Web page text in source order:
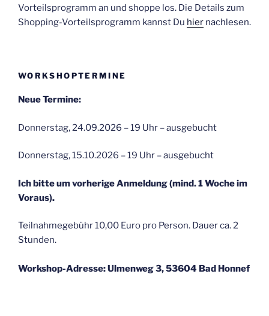
Vorteilsprogramm an und shoppe los. Die Details zum
Shopping-Vorteilsprogramm kannst Du hier nachlesen.
WORKSHOPTERMINE
Neue Termine:
Donnerstag, 24.09.2026 – 19 Uhr – ausgebucht
Donnerstag, 15.10.2026 – 19 Uhr – ausgebucht
Ich bitte um vorherige Anmeldung (mind. 1 Woche im
Voraus).
Teilnahmegebühr 10,00 Euro pro Person. Dauer ca. 2
Stunden.
Workshop-Adresse: Ulmenweg 3, 53604 Bad Honnef